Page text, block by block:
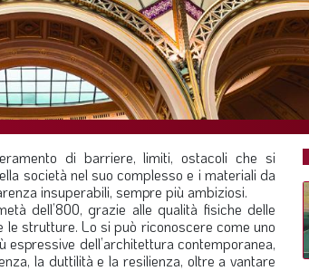
di barriere, limiti, ostacoli che si
società nel suo complesso e i materiali da
insuperabili, sempre più ambiziosi.
dell’800, grazie alle qualità fisiche delle
strutture. Lo si può riconoscere come uno
espressive dell’architettura contemporanea,
la duttilità e la resilienza, oltre a vantare